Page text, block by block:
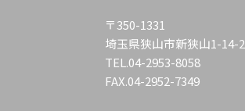
〒350-1331
埼玉県狭山市新狭山1-14-2
TEL.04-2953-8058
FAX.04-2952-7349